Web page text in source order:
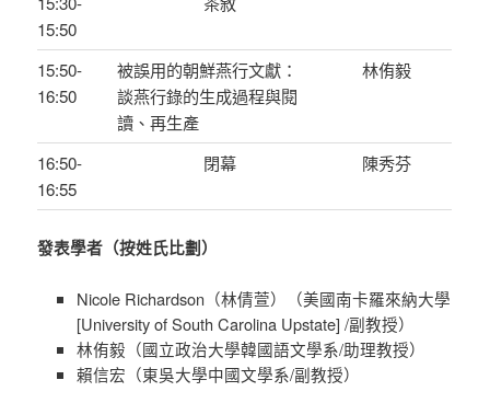
15:50
15:50-
16:50
被誤用的朝鮮燕行文獻：
談燕行錄的生成過程與閱
讀、再生產
林侑毅
16:50-
16:55
閉幕 陳秀芬
發表學者（按姓氏比劃）
Nicole Richardson（林倩萱）（美國南卡羅來納大學
[University of South Carolina Upstate] /副教授）
林侑毅（國立政治大學韓國語文學系/助理教授）
賴信宏（東吳大學中國文學系/副教授）